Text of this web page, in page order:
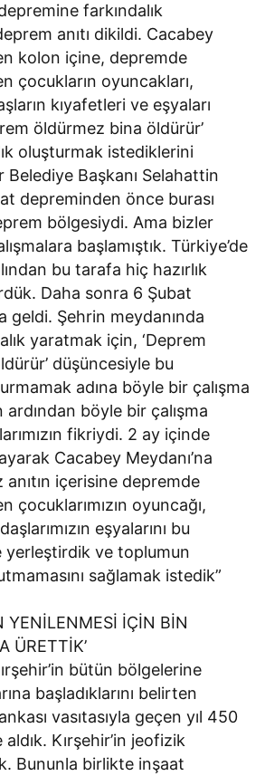
farkındalık
anıtı dikildi. Cacabey
kolon içine, depremde
çocukların oyuncakları,
kıyafetleri ve eşyaları
öldürmez bina öldürür’
oluşturmak istediklerini
Belediye Başkanı Selahattin
depreminden önce burası
bölgesiydi. Ama bizler
başlamıştık. Türkiye’de
bu tarafa hiç hazırlık
Daha sonra 6 Şubat
geldi. Şehrin meydanında
yaratmak için, ‘Deprem
düşüncesiyle bu
adına böyle bir çalışma
böyle bir çalışma
fikriydi. 2 ay içinde
Cacabey Meydanı’na
anıtın içerisine depremde
çocuklarımızın oyuncağı,
eşyalarını bu
yerleştirdik ve toplumun
sağlamak istedik”
YENİLENMESİ İÇİN BİN
ÜRETTİK’
bütün bölgelerine
başladıklarını belirten
vasıtasıyla geçen yıl 450
Kırşehir’in jeofizik
Bununla birlikte inşaat